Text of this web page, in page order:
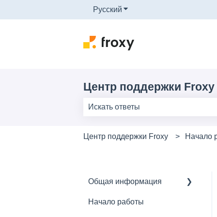
Русский Показать подменю для
Центр поддержки Froxy
Центр поддержки Froxy
Начало
Общая информация
Основное
Начало работы